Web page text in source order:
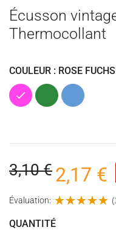
Écusson
Thermocollant
COULEUR : ROSE
Rose
fuchsia
Vert Bleu
3,10 € 2,17 €
Évaluation:
QUANTITÉ